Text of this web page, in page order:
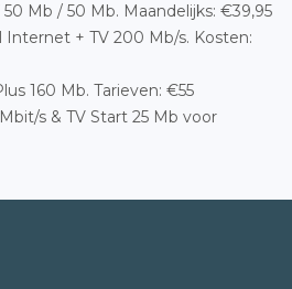
Mb / 50 Mb. Maandelijks: €39,95
Internet + TV 200 Mb/s. Kosten:
160 Mb. Tarieven: €55
s & TV Start 25 Mb voor